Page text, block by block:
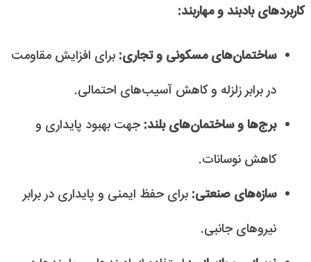
کاربردهای بادبند و مهاربند:
ساختمان‌های مسکونی و تجاری: برای افزایش مقاومت
در برابر زلزله و کاهش آسیب‌های احتمالی.
برج‌ها و ساختمان‌های بلند: جهت بهبود پایداری و
کاهش نوسانات.
سازه‌های صنعتی: برای حفظ ایمنی و پایداری در برابر
نیروهای جانبی.